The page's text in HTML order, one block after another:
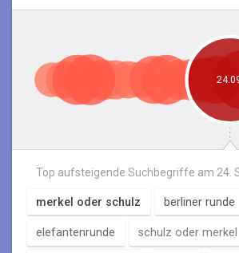
Top aufsteigende Suchbegriffe am 24.
merkel oder schulz berliner runde
elefantenrunde schulz oder merkel